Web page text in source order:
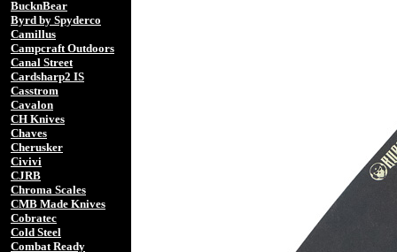
BucknBear
Byrd by Spyderco
Camillus
Campcraft Outdoors
Canal Street
Cardsharp2 IS
Casstrom
Cavalon
CH Knives
Chaves
Cherusker
Civivi
CJRB
Chroma Scales
CMB Made Knives
Cobratec
Cold Steel
Combat Ready